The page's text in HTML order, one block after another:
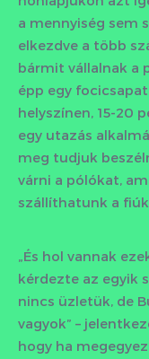
a mennyiség sem
elkezdve a több
bármit vállalnak a
épp egy
helyszínen, 15-20
egy utazás
meg tudjuk
várni a pólókat,
szállíthatunk a
„És hol vannak
kérdezte az egyik
nincs üzletük, de
vagyok” –
hogy ha